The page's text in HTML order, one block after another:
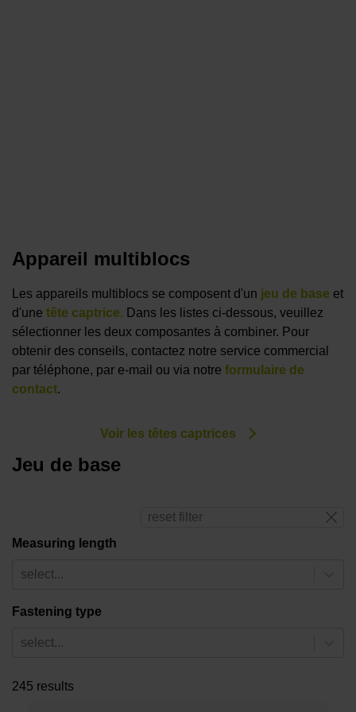
Appareil multiblocs
Les appareils multiblocs se composent d'un jeu de base et
d'une tête captrice. Dans les listes ci-dessous, veuillez
sélectionner les deux composantes à combiner. Pour
obtenir des conseils, contactez notre service commercial
par téléphone, par e-mail ou via notre formulaire de
contact.
Voir les têtes captrices
Jeu de base
reset filter
Measuring length
select...
Fastening type
select...
245 results